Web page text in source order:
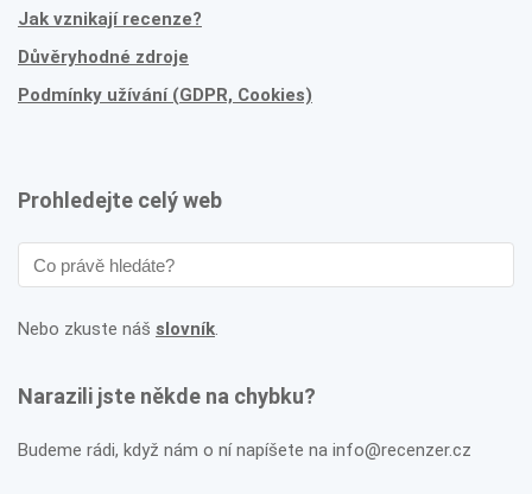
Jak vznikají recenze?
Důvěryhodné zdroje
Podmínky užívání (GDPR, Cookies)
Prohledejte celý web
Nebo zkuste náš slovník.
Narazili jste někde na chybku?
Budeme rádi, když nám o ní napíšete na info@recenzer.cz